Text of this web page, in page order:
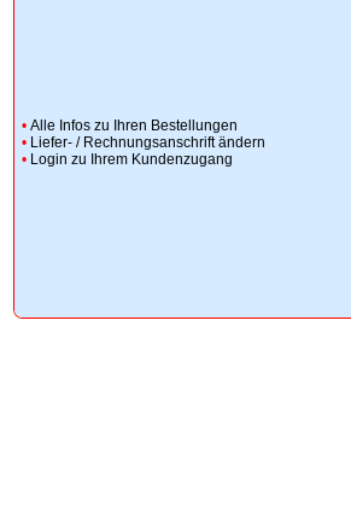
• Alle Infos zu Ihren Bestellungen
• Liefer- / Rechnungsanschrift ändern
• Login zu Ihrem Kundenzugang